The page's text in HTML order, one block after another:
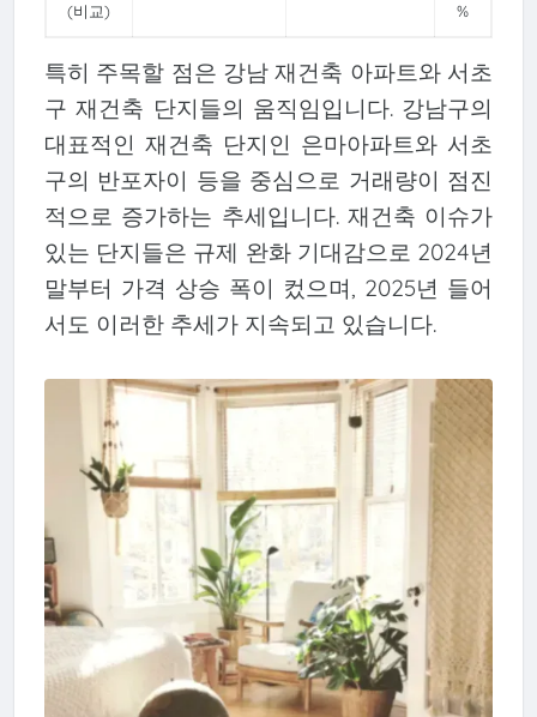
(비교)
%
특히 주목할 점은 강남 재건축 아파트와 서초
구 재건축 단지들의 움직임입니다. 강남구의
대표적인 재건축 단지인 은마아파트와 서초
구의 반포자이 등을 중심으로 거래량이 점진
적으로 증가하는 추세입니다. 재건축 이슈가
있는 단지들은 규제 완화 기대감으로 2024년
말부터 가격 상승 폭이 컸으며, 2025년 들어
서도 이러한 추세가 지속되고 있습니다.